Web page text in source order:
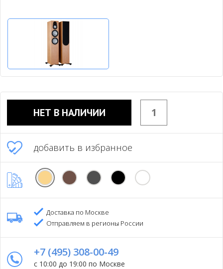
НЕТ В НАЛИЧИИ
добавить в избранное
Доставка по Москве
Отправляем в регионы России
+7 (495) 308-00-49
с 10:00 до 19:00 по Москве